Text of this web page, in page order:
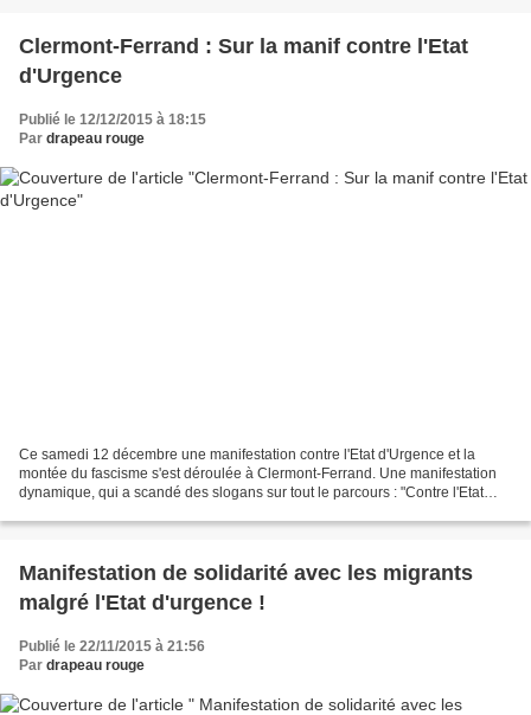
Clermont-Ferrand : Sur la manif contre l'Etat
d'Urgence
Publié le 12/12/2015 à 18:15
Par drapeau rouge
Ce samedi 12 décembre une manifestation contre l'Etat d'Urgence et la
montée du fascisme s'est déroulée à Clermont-Ferrand. Une manifestation
dynamique, qui a scandé des slogans sur tout le parcours : "Contre l'Etat
Manifestation de solidarité avec les migrants
malgré l'Etat d'urgence !
Publié le 22/11/2015 à 21:56
Par drapeau rouge